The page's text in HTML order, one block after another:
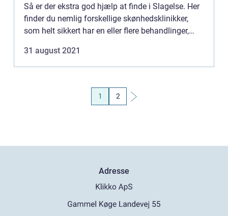
Så er der ekstra god hjælp at finde i Slagelse. Her
finder du nemlig forskellige skønhedsklinikker,
som helt sikkert har en eller flere behandlinger,
31 august 2021
1 2
Adresse